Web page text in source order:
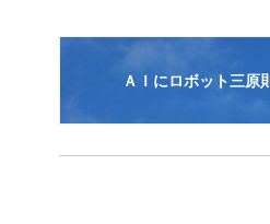
ＡＩにロボット三原